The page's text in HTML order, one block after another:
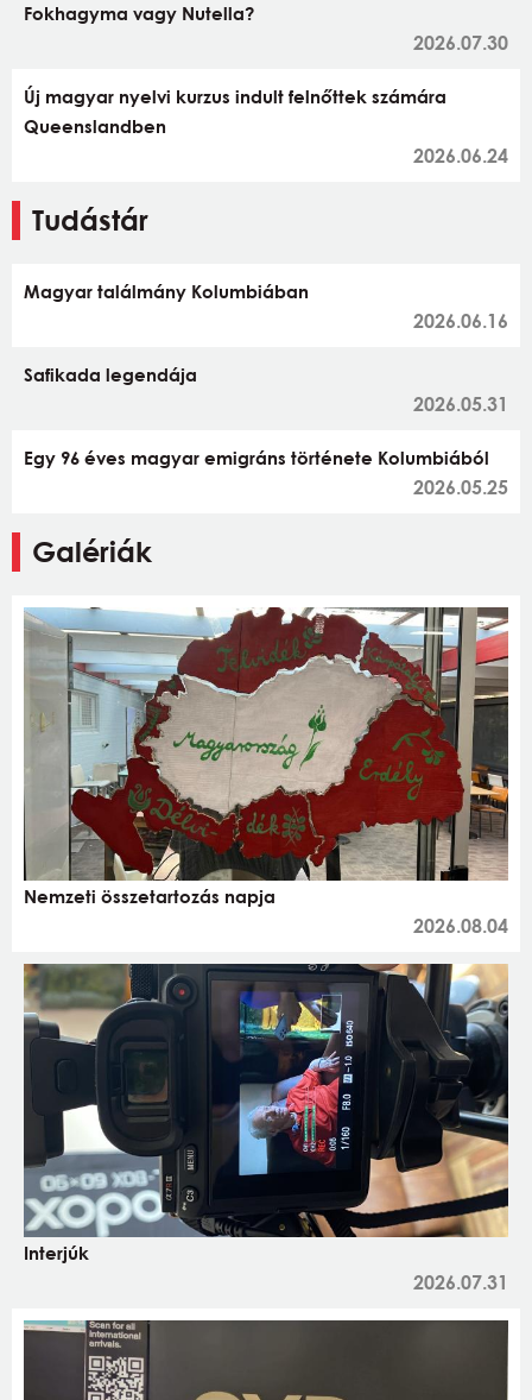
Fokhagyma vagy Nutella?
2026.07.30
Új magyar nyelvi kurzus indult felnőttek számára
Queenslandben
2026.06.24
Tudástár
Magyar találmány Kolumbiában
2026.06.16
Safikada legendája
2026.05.31
Egy 96 éves magyar emigráns története Kolumbiából
2026.05.25
Galériák
Nemzeti összetartozás napja
2026.08.04
Interjúk
2026.07.31